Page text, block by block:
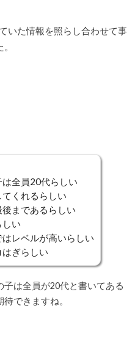
いた情報を照らし合わせて事
は全員20代らしい
てくれるらしい
後まであるらしい
しい
はレベルが高いらしい
はぎらしい
は全員が20代と書いてある
できますね。